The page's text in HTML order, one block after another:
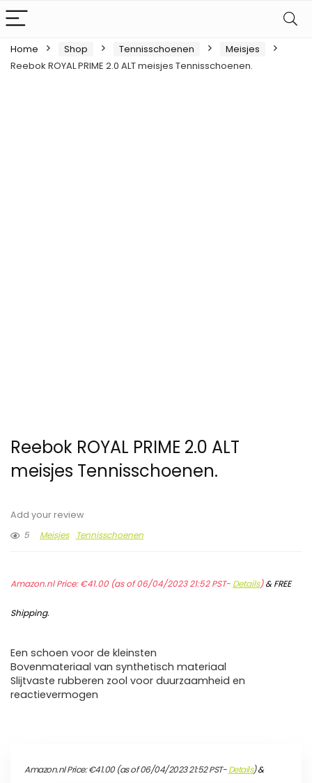
Home Shop Tennisschoenen
Meisjes
Reebok ROYAL PRIME 2.0 ALT meisjes Tennisschoenen.
Reebok ROYAL PRIME 2.0 ALT
meisjes Tennisschoenen.
Add your review
5
Meisjes Tennisschoenen
Amazon.nl Price:€41.00(as of 06/04/2023 21:52 PST- Details)&FREE
Shipping.
Een schoen voor de kleinsten
Bovenmateriaal van synthetisch materiaal
Slijtvaste rubberen zool voor duurzaamheid en
reactievermogen
Amazon.nl Price:€41.00(as of 06/04/2023 21:52 PST-Details)&